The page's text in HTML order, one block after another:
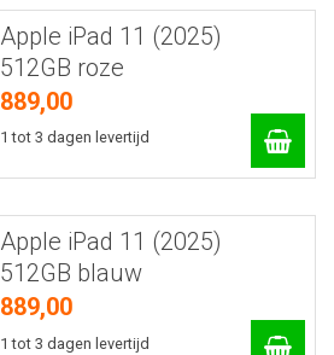
Apple iPad 11 (2025)
512GB roze
889,00
1 tot 3 dagen levertijd
Apple iPad 11 (2025)
512GB blauw
889,00
1 tot 3 dagen levertijd